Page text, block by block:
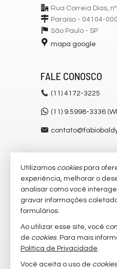
Rua Correia Dias,
Paraíso - 04104-000
São Paulo - SP
mapa google
FALE CONOSCO
(11) 4172-3225
(11) 9.5998-3336
VEJA MAIS
receba nosso
imóveis favoritos
mapa de imóveis
Utilizamos cookiespara
experiência, melhorar o
analisar como você
gravar informações
formulários.
Ao utilizar esse site, você
de cookies. Para mais
Política de Privacidade.
Você aceita o uso de cookies